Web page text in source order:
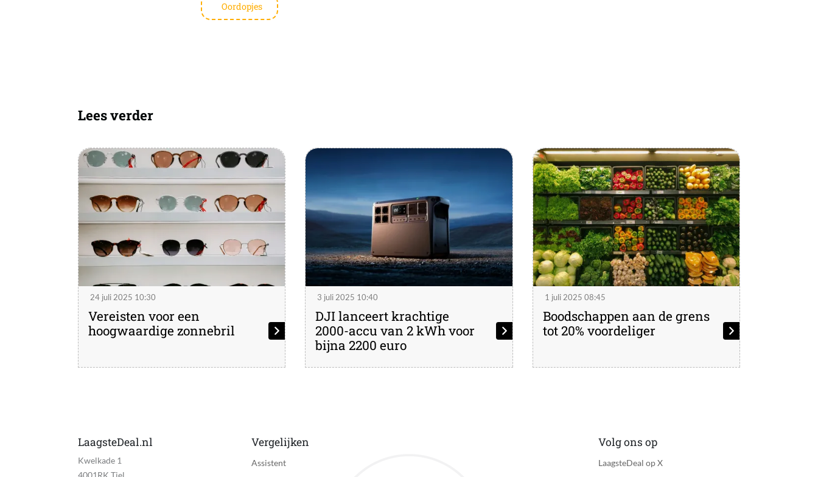
Oordopjes
Lees verder
24 juli 2025 10:30
Vereisten voor een
hoogwaardige zonnebril
3 juli 2025 10:40
DJI lanceert krachtige
2000-accu van 2 kWh voor
bijna 2200 euro
1 juli 2025 08:45
Boodschappen aan de grens
tot 20% voordeliger
LaagsteDeal.nl
Kwelkade 1
4001RK Tiel
Vergelijken
Assistent
Volg ons op
LaagsteDeal op X